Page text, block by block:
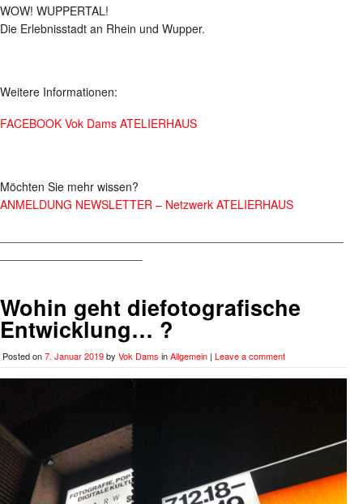
WOW! WUPPERTAL!
Die Erlebnisstadt an Rhein und Wupper.
Weitere Informationen:
FACEBOOK Vok Dams ATELIERHAUS
Möchten Sie mehr wissen?
ANMELDUNG NEWSLETTER – Netzwerk ATELIERHAUS
Wohin geht diefotografische
Entwicklung… ?
Posted on7. Januar 2019by Vok Dams inAllgemein | Leave a comment